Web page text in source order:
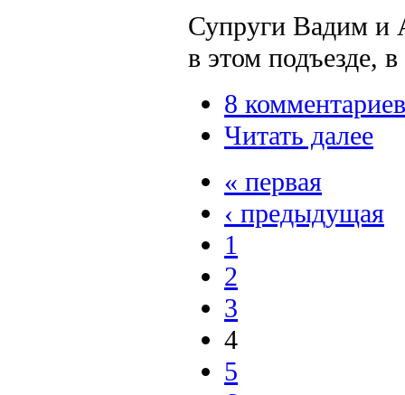
Супруги Вадим и
в этом подъезде,
8 комментариев
Читать далее
« первая
‹ предыдущая
1
2
3
4
5